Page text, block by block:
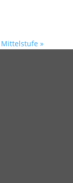
Mittelstufe »